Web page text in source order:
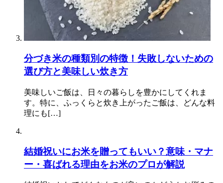
分づき米の種類別の特徴！失敗しないための
選び方と美味しい炊き方
美味しいご飯は、日々の暮らしを豊かにしてくれま
す。特に、ふっくらと炊き上がったご飯は、どんな料
理にも[…]
結婚祝いにお米を贈ってもいい？意味・マナ
ー・喜ばれる理由をお米のプロが解説